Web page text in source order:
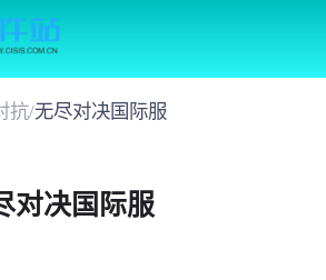
抗/无尽对决国际服
对决国际服